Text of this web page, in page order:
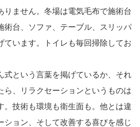
りません。冬場は電気毛布で施術台
術台、ソファ、テーブル、スリッパ
ています。トイレも毎回掃除してお
式という言葉を掲げているか、それ
ら、リラクセーションというものは
。技術も環境も衛生面も。他とは違
ション、そして改善する喜びを感じ